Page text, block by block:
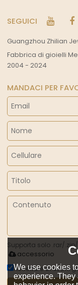
SEGUICI
Guangzhou Zhilian
Fabbrica di gioielli
2004 - 2024
MANDACI PER
Supporta solo .rar/
accessorio
Accettare di usare
We use cookies
experience.